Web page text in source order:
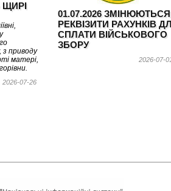
з приводу
матері,
2026-07-26
01.07.2026 ЗМІНЮЮТЬСЯ
РЕКВІЗИТИ РАХУНКІВ
СПЛАТИ ВІЙСЬКОВОГО
ЗБОРУ
2026-07-